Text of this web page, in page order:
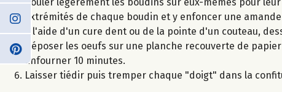
extrémités de chaque boudin et y enfoncer une
A l'aide d'un cure dent ou de la pointe d'un couteau,
Déposer les oeufs sur une planche recouverte de
Enfourner 10 minutes.
Laisser tiédir puis tremper chaque "doigt" dans la